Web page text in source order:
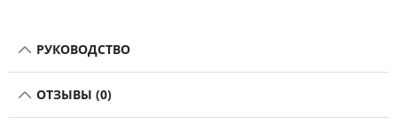
РУКОВОДСТВО
ОТЗЫВЫ (0)